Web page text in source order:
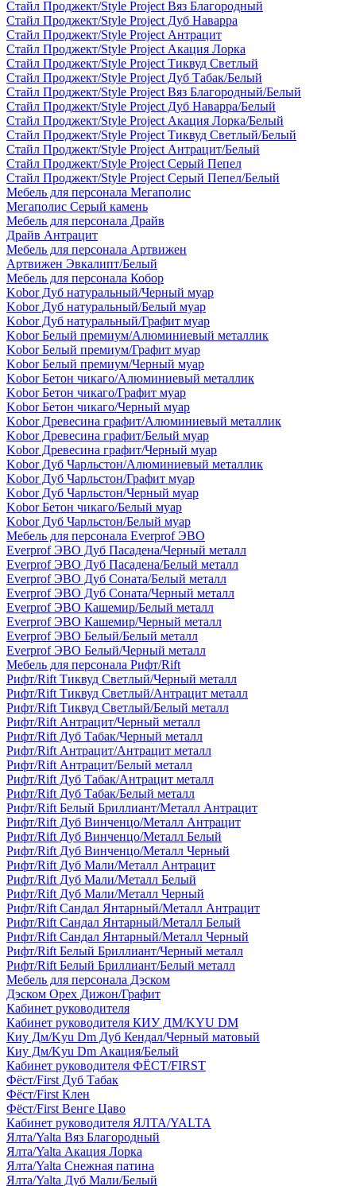
Стайл Проджект/Style Project Вяз Благородный
Стайл Проджект/Style Project Дуб Наварра
Стайл Проджект/Style Project Антрацит
Стайл Проджект/Style Project Акация Лорка
Стайл Проджект/Style Project Тиквуд Светлый
Стайл Проджект/Style Project Дуб Табак/Белый
Стайл Проджект/Style Project Вяз Благородный/Белый
Стайл Проджект/Style Project Дуб Наварра/Белый
Стайл Проджект/Style Project Акация Лорка/Белый
Стайл Проджект/Style Project Тиквуд Светлый/Белый
Стайл Проджект/Style Project Антрацит/Белый
Стайл Проджект/Style Project Серый Пепел
Стайл Проджект/Style Project Серый Пепел/Белый
Мебель для персонала Мегаполис
Мегаполис Серый камень
Мебель для персонала Драйв
Драйв Антрацит
Мебель для персонала Артвижен
Артвижен Эвкалипт/Белый
Мебель для персонала Кобор
Kobor Дуб натуральный/Черный муар
Kobor Дуб натуральный/Белый муар
Kobor Дуб натуральный/Графит муар
Kobor Белый премиум/Алюминиевый металлик
Kobor Белый премиум/Графит муар
Kobor Белый премиум/Черный муар
Kobor Бетон чикаго/Алюминиевый металлик
Kobor Бетон чикаго/Графит муар
Kobor Бетон чикаго/Черный муар
Kobor Древесина графит/Алюминиевый металлик
Kobor Древесина графит/Белый муар
Kobor Древесина графит/Черный муар
Kobor Дуб Чарльстон/Алюминиевый металлик
Kobor Дуб Чарльстон/Графит муар
Kobor Дуб Чарльстон/Черный муар
Kobor Бетон чикаго/Белый муар
Kobor Дуб Чарльстон/Белый муар
Мебель для персонала Everprof ЭВО
Everprof ЭВО Дуб Пасадена/Черный металл
Everprof ЭВО Дуб Пасадена/Белый металл
Everprof ЭВО Дуб Соната/Белый металл
Everprof ЭВО Дуб Соната/Черный металл
Everprof ЭВО Кашемир/Белый металл
Everprof ЭВО Кашемир/Черный металл
Everprof ЭВО Белый/Белый металл
Everprof ЭВО Белый/Черный металл
Мебель для персонала Рифт/Rift
Рифт/Rift Тиквуд Светлый/Черный металл
Рифт/Rift Тиквуд Светлый/Антрацит металл
Рифт/Rift Тиквуд Светлый/Белый металл
Рифт/Rift Антрацит/Черный металл
Рифт/Rift Дуб Табак/Черный металл
Рифт/Rift Антрацит/Антрацит металл
Рифт/Rift Антрацит/Белый металл
Рифт/Rift Дуб Табак/Антрацит металл
Рифт/Rift Дуб Табак/Белый металл
Рифт/Rift Белый Бриллиант/Металл Антрацит
Рифт/Rift Дуб Винченцо/Металл Антрацит
Рифт/Rift Дуб Винченцо/Металл Белый
Рифт/Rift Дуб Винченцо/Металл Черный
Рифт/Rift Дуб Мали/Металл Антрацит
Рифт/Rift Дуб Мали/Металл Белый
Рифт/Rift Дуб Мали/Металл Черный
Рифт/Rift Сандал Янтарный/Металл Антрацит
Рифт/Rift Сандал Янтарный/Металл Белый
Рифт/Rift Сандал Янтарный/Металл Черный
Рифт/Rift Белый Бриллиант/Черный металл
Рифт/Rift Белый Бриллиант/Белый металл
Мебель для персонала Дэском
Дэском Орех Дижон/Графит
Кабинет руководителя
Кабинет руководителя КИУ ДМ/KYU DM
Киу Дм/Kyu Dm Дуб Кендал/Черный матовый
Киу Дм/Kyu Dm Акация/Белый
Кабинет руководителя ФЁСТ/FIRST
Фёст/First Дуб Табак
Фёст/First Клен
Фёст/First Венге Цаво
Кабинет руководителя ЯЛТА/YALTA
Ялта/Yalta Вяз Благородный
Ялта/Yalta Акация Лорка
Ялта/Yalta Снежная патина
Ялта/Yalta Дуб Мали/Белый